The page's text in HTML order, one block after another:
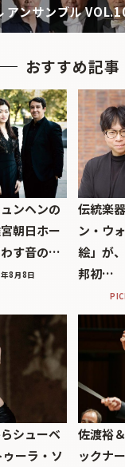
アンサンブル
おすすめ記事
ンヘンの
朝日ホー
わす音の…
8月8日
伝統楽
ン・ウ
絵」が
邦初…
シューベ
ーラ・ソ
佐渡裕
ックナ